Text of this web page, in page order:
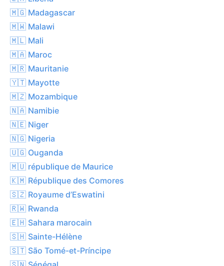
🇲🇬 Madagascar
🇲🇼 Malawi
🇲🇱 Mali
🇲🇦 Maroc
🇲🇷 Mauritanie
🇾🇹 Mayotte
🇲🇿 Mozambique
🇳🇦 Namibie
🇳🇪 Niger
🇳🇬 Nigeria
🇺🇬 Ouganda
🇲🇺 république de Maurice
🇰🇲 République des Comores
🇸🇿 Royaume d’Eswatini
🇷🇼 Rwanda
🇪🇭 Sahara marocain
🇸🇭 Sainte-Hélène
🇸🇹 São Tomé-et-Príncipe